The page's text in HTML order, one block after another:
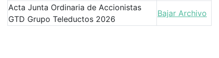
Acta Junta Ordinaria de Accionistas
GTD Grupo Teleductos 2026
Bajar Archivo